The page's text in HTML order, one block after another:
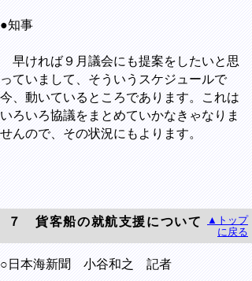
●知事
早ければ９月議会にも提案をしたいと思
っていまして、そういうスケジュールで
今、動いているところであります。これは
いろいろ協議をまとめていかなきゃなりま
せんので、その状況にもよります。
７ 貨客船の就航支援について
▲トップ
に戻る
○日本海新聞 小谷和之 記者